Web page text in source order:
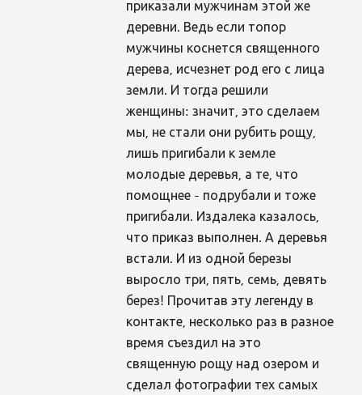
приказали мужчинам этой же
деревни. Ведь если топор
мужчины коснется священного
дерева, исчезнет род его с лица
земли. И тогда решили
женщины: значит, это сделаем
мы, не стали они рубить рощу,
лишь пригибали к земле
молодые деревья, а те, что
помощнее - подрубали и тоже
пригибали. Издалека казалось,
что приказ выполнен. А деревья
встали. И из одной березы
выросло три, пять, семь, девять
берез! Прочитав эту легенду в
контакте, несколько раз в разное
время съездил на это
священную рощу над озером и
сделал фотографии тех самых